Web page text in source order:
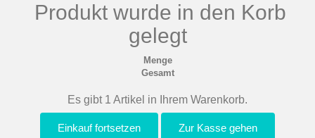
Produkt wurde in den Korb
gelegt
Menge
Gesamt
Es gibt 1 Artikel in Ihrem Warenkorb.
Einkauf fortsetzen Zur Kasse gehen